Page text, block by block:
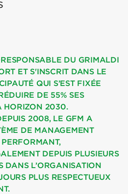
DU GRIMALDI
ET S'INSCRIT DANS LE
QUI S’EST FIXÉE
DE 55% SES
HORIZON 2030.
2008, LE GFM A
DE MANAGEMENT
DEPUIS PLUSIEURS
DANS L’ORGANISATION
PLUS RESPECTUEUX